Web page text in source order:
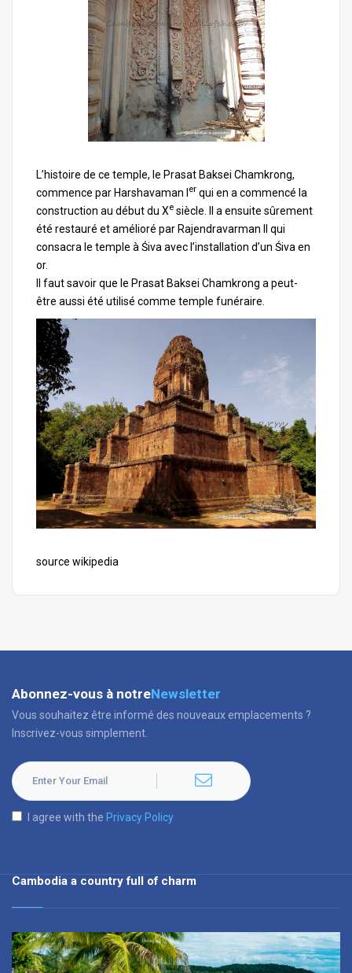
L’histoire de ce temple, le Prasat Baksei Chamkrong,
commence par Harshavaman I er qui en a commencé la
construction au début du Xe siècle. Il a ensuite sûrement
été restauré et amélioré par Rajendravarman II qui
consacra le temple à Śiva avec l’installation d’un Śiva en
or.
Il faut savoir que le Prasat Baksei Chamkrong a peut-
être aussi été utilisé comme temple funéraire.
source wikipedia
Abonnez-vous à notreNewsletter
Vous souhaitez être informé des nouveaux emplacements ?
Inscrivez-vous simplement.
I agree with the Privacy Policy
Cambodia a country full of charm